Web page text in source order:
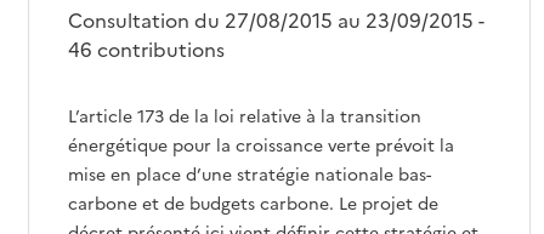
Consultation du 27/08/2015 au 23/09/2015 -
46 contributions
L’article 173 de la loi relative à la transition
énergétique pour la croissance verte prévoit la
mise en place d’une stratégie nationale bas-
carbone et de budgets carbone. Le projet de